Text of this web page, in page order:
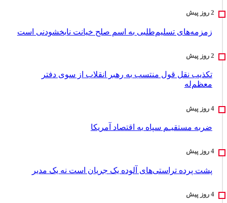
زمزمه‌های تسلیم‌طلبی به اسم صلح خیانت نابخشودنی است
تکذیب نقل قول منتسب به رهبر انقلاب از سوی دفتر
معظم‌له
ضربه مستقیـم سپاه به اقتصاد آمر‌یکا
پشت پرده تراستی‌های آلوده یک جریان است نه یک مدیر